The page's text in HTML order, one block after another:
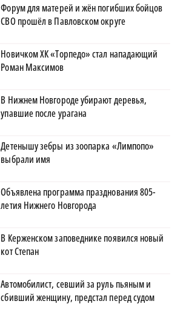
Форум для матерей и жён погибших бойцов
СВО прошёл в Павловском округе
Новичком ХК «Торпедо» стал нападающий
Роман Максимов
В Нижнем Новгороде убирают деревья,
упавшие после урагана
Детенышу зебры из зоопарка «Лимпопо»
выбрали имя
Объявлена программа празднования 805-
летия Нижнего Новгорода
В Керженском заповеднике появился новый
кот Степан
Автомобилист, севший за руль пьяным и
сбивший женщину, предстал перед судом